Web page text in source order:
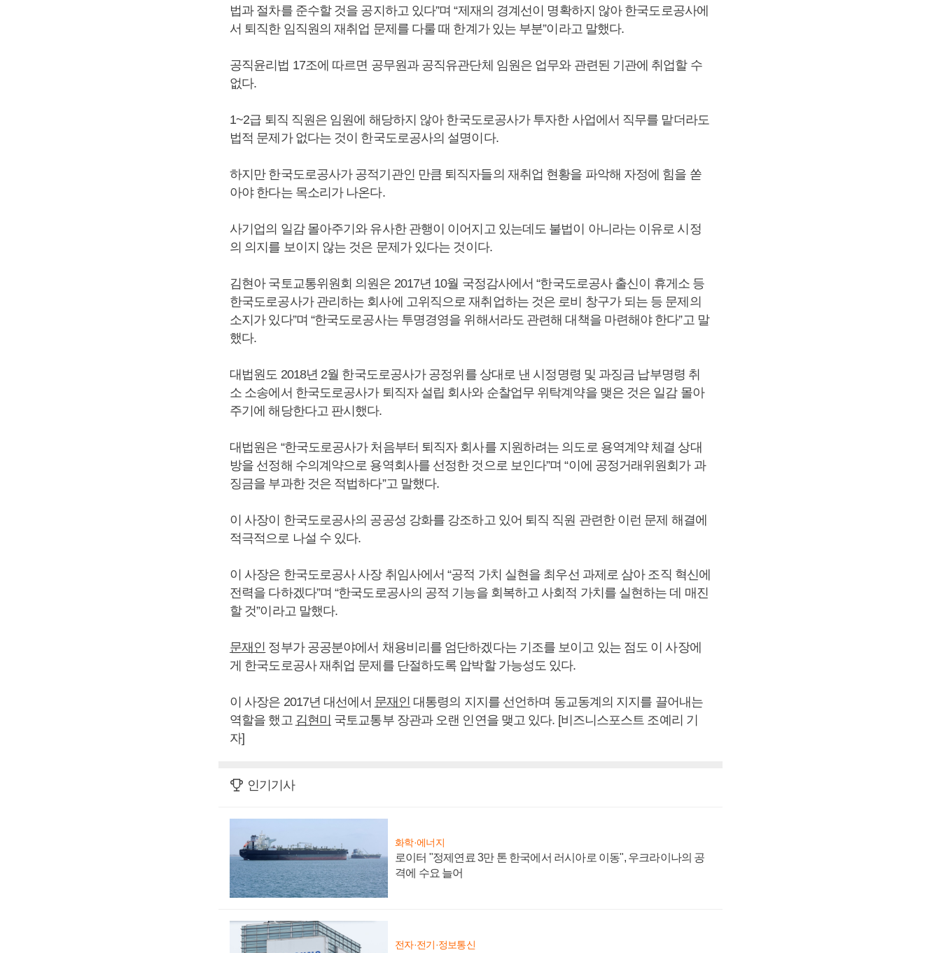
법과 절차를 준수할 것을 공지하고 있다”며 “제재의 경계선이 명확하지 않아 한국도로공사에
서 퇴직한 임직원의 재취업 문제를 다룰 때 한계가 있는 부분”이라고 말했다.
공직윤리법 17조에 따르면 공무원과 공직유관단체 임원은 업무와 관련된 기관에 취업할 수
없다.
1~2급 퇴직 직원은 임원에 해당하지 않아 한국도로공사가 투자한 사업에서 직무를 맡더라도
법적 문제가 없다는 것이 한국도로공사의 설명이다.
하지만 한국도로공사가 공적기관인 만큼 퇴직자들의 재취업 현황을 파악해 자정에 힘을 쏟
아야 한다는 목소리가 나온다.
사기업의 일감 몰아주기와 유사한 관행이 이어지고 있는데도 불법이 아니라는 이유로 시정
의 의지를 보이지 않는 것은 문제가 있다는 것이다.
김현아 국토교통위원회 의원은 2017년 10월 국정감사에서 “한국도로공사 출신이 휴게소 등
한국도로공사가 관리하는 회사에 고위직으로 재취업하는 것은 로비 창구가 되는 등 문제의
소지가 있다”며 “한국도로공사는 투명경영을 위해서라도 관련해 대책을 마련해야 한다”고 말
했다.
대법원도 2018년 2월 한국도로공사가 공정위를 상대로 낸 시정명령 및 과징금 납부명령 취
소 소송에서 한국도로공사가 퇴직자 설립 회사와 순찰업무 위탁계약을 맺은 것은 일감 몰아
주기에 해당한다고 판시했다.
대법원은 “한국도로공사가 처음부터 퇴직자 회사를 지원하려는 의도로 용역계약 체결 상대
방을 선정해 수의계약으로 용역회사를 선정한 것으로 보인다”며 “이에 공정거래위원회가 과
징금을 부과한 것은 적법하다”고 말했다.
이 사장이 한국도로공사의 공공성 강화를 강조하고 있어 퇴직 직원 관련한 이런 문제 해결에
적극적으로 나설 수 있다.
이 사장은 한국도로공사 사장 취임사에서 “공적 가치 실현을 최우선 과제로 삼아 조직 혁신에
전력을 다하겠다”며 “한국도로공사의 공적 기능을 회복하고 사회적 가치를 실현하는 데 매진
할 것”이라고 말했다.
문재인 정부가 공공분야에서 채용비리를 엄단하겠다는 기조를 보이고 있는 점도 이 사장에
게 한국도로공사 재취업 문제를 단절하도록 압박할 가능성도 있다.
이 사장은 2017년 대선에서 문재인 대통령의 지지를 선언하며 동교동계의 지지를 끌어내는
역할을 했고 김현미 국토교통부 장관과 오랜 인연을 맺고 있다. [비즈니스포스트 조예리 기
자]
인기기사
화학·에너지
로이터 "정제연료 3만 톤 한국에서 러시아로 이동", 우크라이나의 공
격에 수요 늘어
전자·전기·정보통신